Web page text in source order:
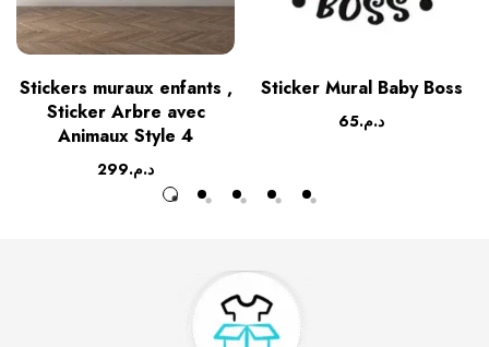
Stickers muraux enfants ,
Sticker Arbre avec
Animaux Style 4
د.م.299
Sticker Mural Baby Boss
د.م.65